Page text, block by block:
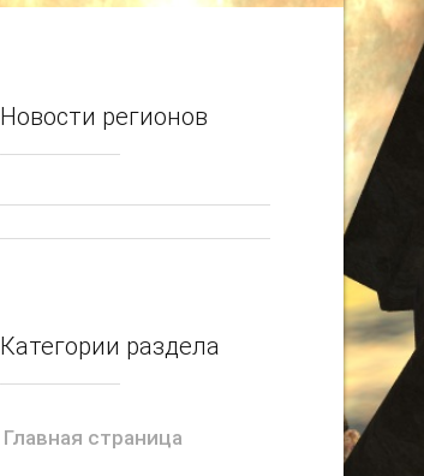
Новости регионов
Категории раздела
Главная страница